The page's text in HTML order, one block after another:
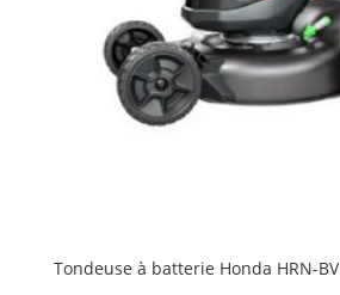
Tondeuse à batterie Honda HRN-BV